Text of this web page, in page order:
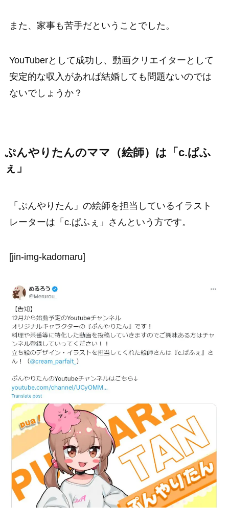
また、家事も苦手だということでした。
YouTuberとして成功し、動画クリエイターとして
安定的な収入があれば結婚しても問題ないのでは
ないでしょうか？
ぷんやりたんのママ（絵師）は「c.ぱふ
ぇ」
「ぷんやりたん」の絵師を担当しているイラスト
レーターは「c.ぱふぇ」さんという方です。
[jin-img-kadomaru]